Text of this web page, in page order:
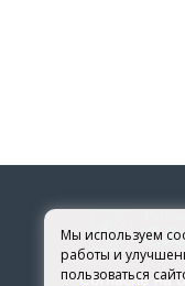
Согласие на
Мы используем
работы и
пользоваться